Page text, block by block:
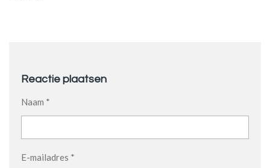
Reactie plaatsen
Naam *
E-mailadres *